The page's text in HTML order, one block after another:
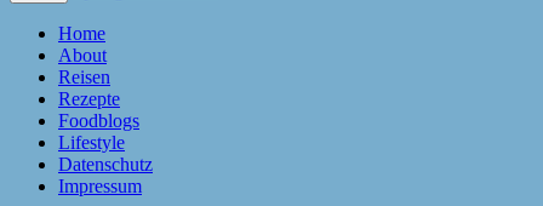
Home
About
Reisen
Rezepte
Foodblogs
Lifestyle
Datenschutz
Impressum